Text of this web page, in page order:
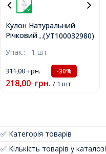
...(УТ100032980)
Кулон Натуральний
Річковий Перламутр,
латунь, Платина,
26х16х2.5мм, Отвір
3.5х5мм,
Упак.: 1 шт
311,00грн. -30%
218,00 грн. / 1 шт
✅ Категорія товарів
✅ Кількість товарів у каталозі